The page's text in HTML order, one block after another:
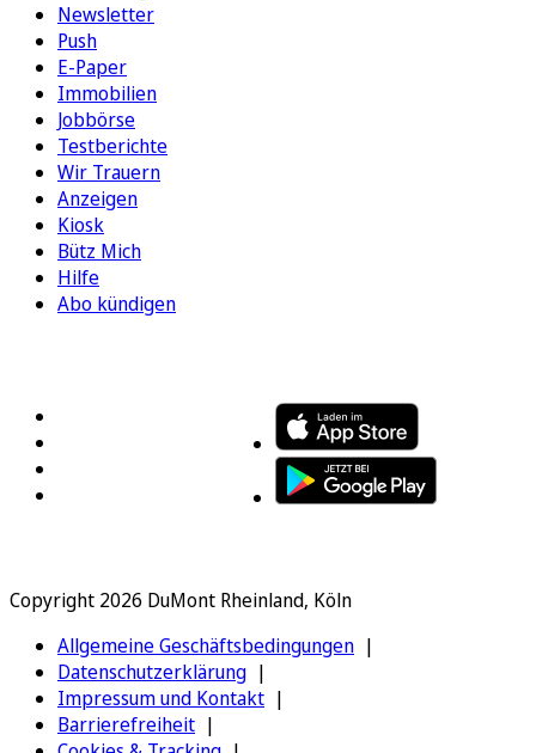
Newsletter
Push
E-Paper
Immobilien
Jobbörse
Testberichte
Wir Trauern
Anzeigen
Kiosk
Bütz Mich
Hilfe
Abo kündigen
Copyright 2026 DuMont Rheinland, Köln
Allgemeine Geschäftsbedingungen
Datenschutzerklärung
Impressum und Kontakt
Barrierefreiheit